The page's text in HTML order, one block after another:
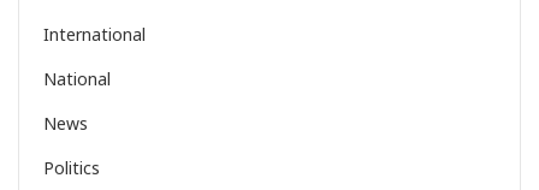
International
National
News
Politics